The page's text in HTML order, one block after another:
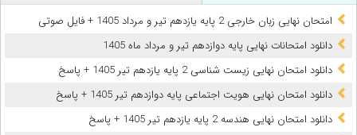
امتحان نهایی زبان خارجی 2 پایه یازدهم تیر و مرداد 1405 + فایل صوتی
دانلود امتحانات نهایی پایه دوازدهم تیر و مرداد ماه 1405
دانلود امتحان نهایی زیست شناسی 2 پایه یازدهم تیر 1405 + پاسخ
دانلود امتحان نهایی هویت اجتماعی پایه دوازدهم تیر 1405 + پاسخ
دانلود امتحان نهایی هندسه 2 پایه یازدهم تیر 1405 + پاسخ